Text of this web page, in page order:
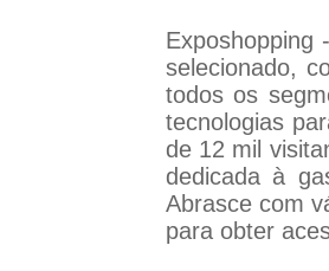
Exposhopping
selecionado,
todos os
tecnologias
de 12 mil
dedicada à
Abrasce com
para obter